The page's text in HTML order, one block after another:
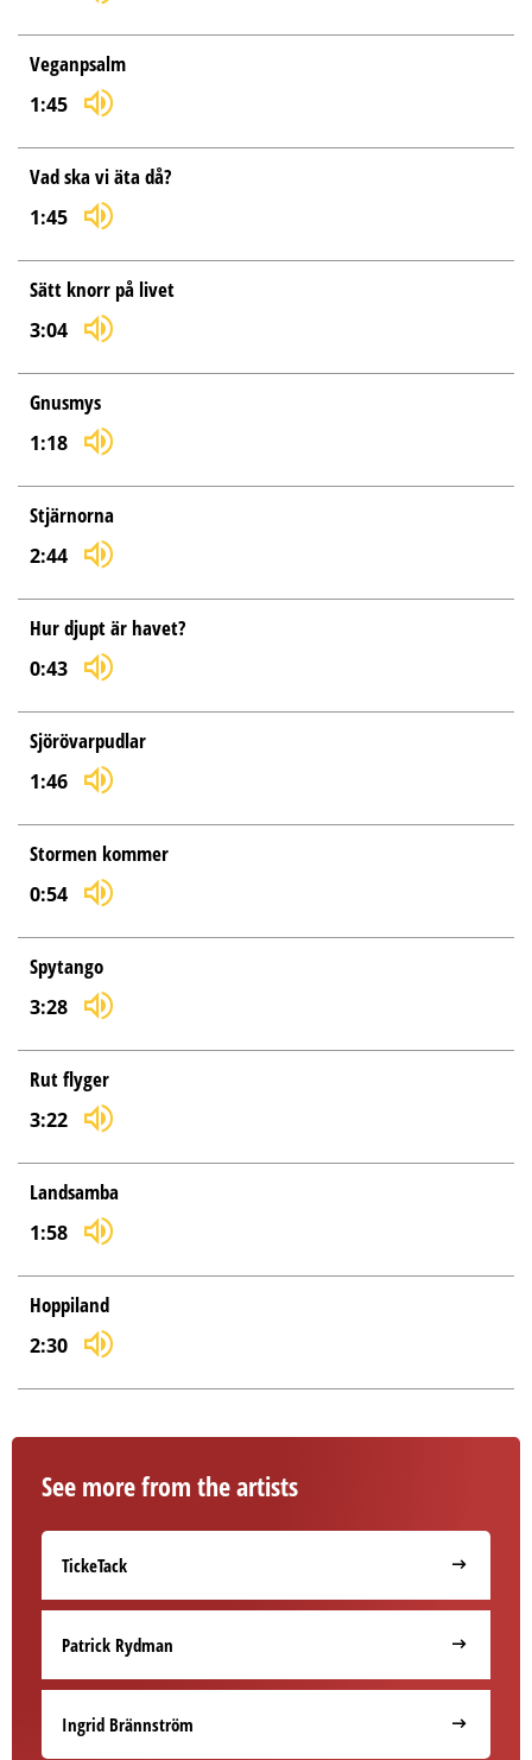
Veganpsalm
1:45
Vad ska vi äta då?
1:45
Sätt knorr på livet
3:04
Gnusmys
1:18
Stjärnorna
2:44
Hur djupt är havet?
0:43
Sjörövarpudlar
1:46
Stormen kommer
0:54
Spytango
3:28
Rut flyger
3:22
Landsamba
1:58
Hoppiland
2:30
See more from the artists
TickeTack
Patrick Rydman
Ingrid Brännström